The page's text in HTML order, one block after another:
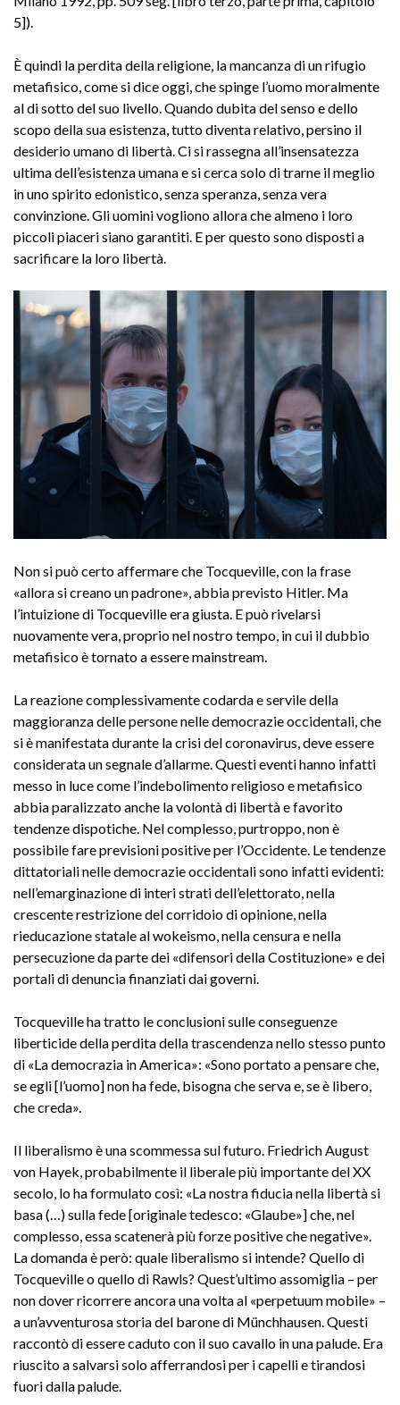
5]).
È quindi la perdita della religione, la mancanza di un rifugio
metafisico, come si dice oggi, che spinge l’uomo moralmente
al di sotto del suo livello. Quando dubita del senso e dello
scopo della sua esistenza, tutto diventa relativo, persino il
desiderio umano di libertà. Ci si rassegna all’insensatezza
ultima dell’esistenza umana e si cerca solo di trarne il meglio
in uno spirito edonistico, senza speranza, senza vera
convinzione. Gli uomini vogliono allora che almeno i loro
piccoli piaceri siano garantiti. E per questo sono disposti a
sacrificare la loro libertà.
Non si può certo affermare che Tocqueville, con la frase
«allora si creano un padrone», abbia previsto Hitler. Ma
l’intuizione di Tocqueville era giusta. E può rivelarsi
nuovamente vera, proprio nel nostro tempo, in cui il dubbio
metafisico è tornato a essere mainstream.
La reazione complessivamente codarda e servile della
maggioranza delle persone nelle democrazie occidentali, che
si è manifestata durante la crisi del coronavirus, deve essere
considerata un segnale d’allarme. Questi eventi hanno infatti
messo in luce come l’indebolimento religioso e metafisico
abbia paralizzato anche la volontà di libertà e favorito
tendenze dispotiche. Nel complesso, purtroppo, non è
possibile fare previsioni positive per l’Occidente. Le tendenze
dittatoriali nelle democrazie occidentali sono infatti evidenti:
nell’emarginazione di interi strati dell’elettorato, nella
crescente restrizione del corridoio di opinione, nella
rieducazione statale al wokeismo, nella censura e nella
persecuzione da parte dei «difensori della Costituzione» e dei
portali di denuncia finanziati dai governi.
Tocqueville ha tratto le conclusioni sulle conseguenze
liberticide della perdita della trascendenza nello stesso punto
di «La democrazia in America»: «Sono portato a pensare che,
se egli [l’uomo] non ha fede, bisogna che serva e, se è libero,
che creda».
Il liberalismo è una scommessa sul futuro. Friedrich August
von Hayek, probabilmente il liberale più importante del XX
secolo, lo ha formulato così: «La nostra fiducia nella libertà si
basa (…) sulla fede [originale tedesco: «Glaube»] che, nel
complesso, essa scatenerà più forze positive che negative».
La domanda è però: quale liberalismo si intende? Quello di
Tocqueville o quello di Rawls? Quest’ultimo assomiglia – per
non dover ricorrere ancora una volta al «perpetuum mobile» –
a un’avventurosa storia del barone di Münchhausen. Questi
raccontò di essere caduto con il suo cavallo in una palude. Era
riuscito a salvarsi solo afferrandosi per i capelli e tirandosi
fuori dalla palude.